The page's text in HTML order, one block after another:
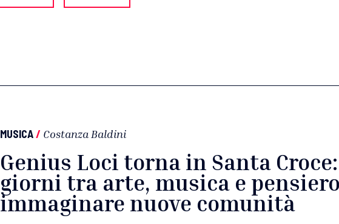
MUSICA/ Costanza Baldini
Genius Loci torna in Santa
giorni tra arte, musica e
immaginare nuove comunità